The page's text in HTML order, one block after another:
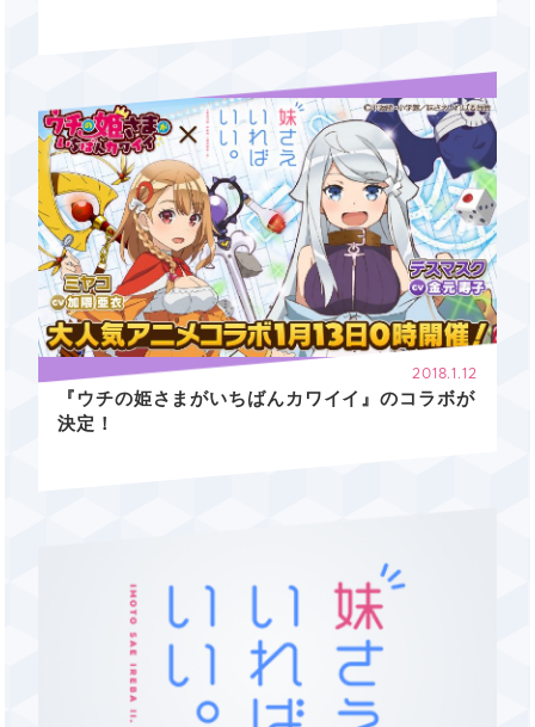
2018.1.12
『ウチの姫さまがいちばんカワイイ』のコラボが
決定！